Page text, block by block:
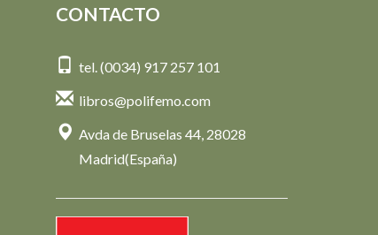
CONTACTO
tel. (0034) 917 257 101
libros@polifemo.com
Avda de Bruselas 44, 28028
Madrid(España)